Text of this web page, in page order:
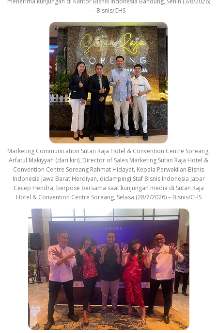
– Bisnis/CHS
Marketing Communication Sutan Raja Hotel & Convention Centre Soreang,
Arfatul Makiyyah (dari kiri), Director of Sales Marketing Sutan Raja Hotel &
Convention Centre Soreang Rahmat Hidayat, Kepala Perwakilan Bisnis
Indonesia Jawa Barat Herdiyan, didampingi Staf Bisnis Indonesia Jabar
Cecep Hendra, berpose bersama saat kunjungan media di Sutan Raja
Hotel & Convention Centre Soreang, Selasa (28/7/2026) – Bisnis/CHS